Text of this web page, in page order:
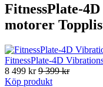
FitnessPlate-
motorer
FitnessPlate-4D
8 499 kr9 399 kr
Köp produkt